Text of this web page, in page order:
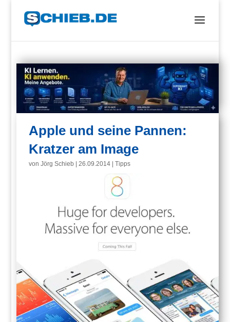
Apple und seine Pannen:
Kratzer am Image
vonJörg Schieb |26.09.2014 |Tipps